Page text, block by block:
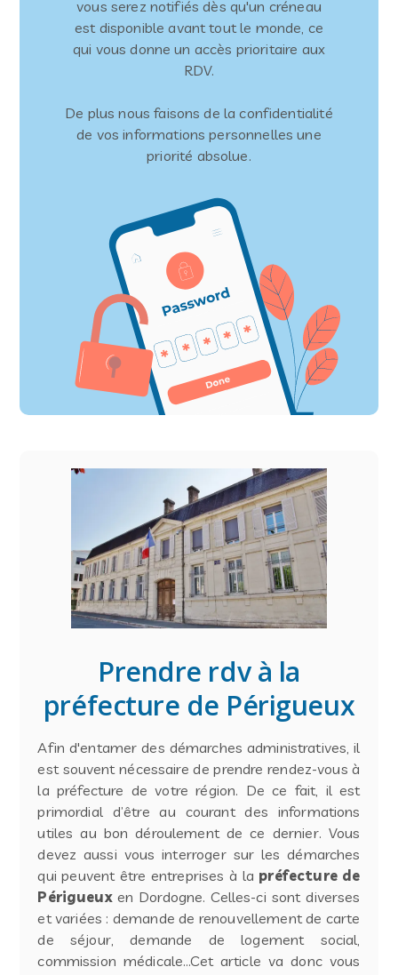
Prendre rdv à la
préfecture de Périgueux
Afin d'entamer des démarches administratives, il
est souvent nécessaire de prendre rendez-vous à
la préfecture de votre région. De ce fait, il est
primordial d’être au courant des informations
utiles au bon déroulement de ce dernier. Vous
devez aussi vous interroger sur les démarches
qui peuvent être entreprises à la préfecture de
Périgueuxen Dordogne. Celles-ci sont diverses
et variées : demande de renouvellement de carte
de séjour, demande de logement social,
commission médicale…Cet article va donc vous
vous serez notifiés dès qu'un créneau
est disponible avant tout le monde, ce
qui vous donne un accès prioritaire aux
RDV.
De plus nous faisons de la confidentialité
de vos informations personnelles une
priorité absolue.